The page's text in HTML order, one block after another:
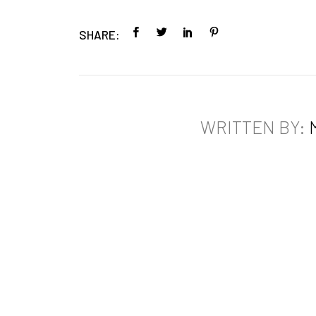
SHARE:
WRITTEN BY: